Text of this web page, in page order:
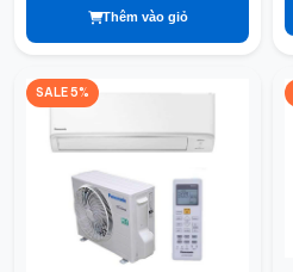
Thêm vào giỏ
SALE 5%